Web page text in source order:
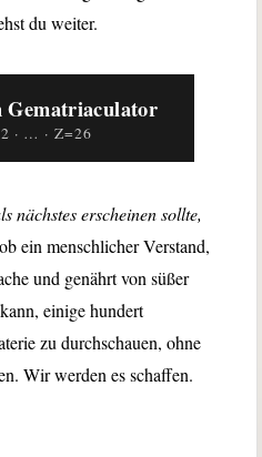
du weiter.
Gematriaculator
· … · Z=26
nächstes erscheinen sollte,
ein menschlicher Verstand,
und genährt von süßer
einige hundert
zu durchschauen, ohne
Wir werden es schaffen.